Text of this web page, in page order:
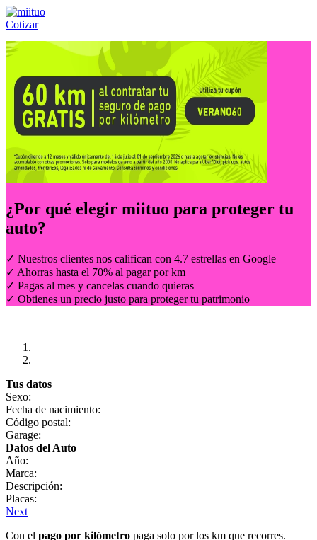
Cotizar
Llámanos al:(55) 84-21-05-00 ó
¿Por qué elegir miituo para proteger tu
auto?
✓ Nuestros clientes nos califican con 4.7 estrellas en Google
✓ Ahorras hasta el 70% al pagar por km
✓ Pagas al mes y cancelas cuando quieras
✓ Obtienes un precio justo para proteger tu patrimonio
Tus datos
Sexo:
Fecha de nacimiento:
Código postal:
Garage:
Datos del Auto
Año:
Marca:
Descripción:
Placas:
Next
Con el pago por kilómetro paga solo por los km que recorres.